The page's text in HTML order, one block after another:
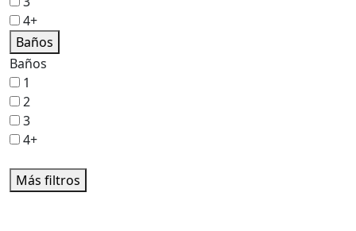
4+
Baños
Baños
1
2
3
4+
Más filtros